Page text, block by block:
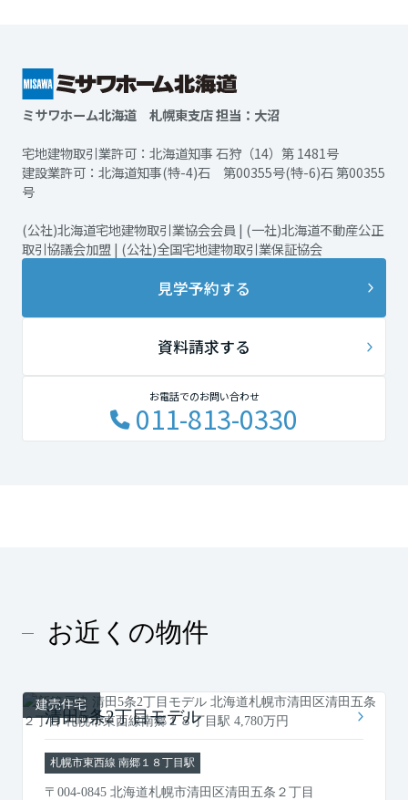
ミサワホーム北海道 札幌東支店 担当：大沼
宅地建物取引業許可：北海道知事 石狩（14）第 1481号
建設業許可：北海道知事(特-4)石 第00355号(特-6)石 第00355
号
(公社)北海道宅地建物取引業協会会員 | (一社)北海道不動産公正
取引協議会加盟 | (公社)全国宅地建物取引業保証協会
見学予約する
資料請求する
お電話でのお問い合わせ
011-813-0330
お近くの物件
建売住宅
清田5条2丁目モデル
札幌市東西線 南郷１８丁目駅
〒004-0845 北海道札幌市清田区清田五条２丁目